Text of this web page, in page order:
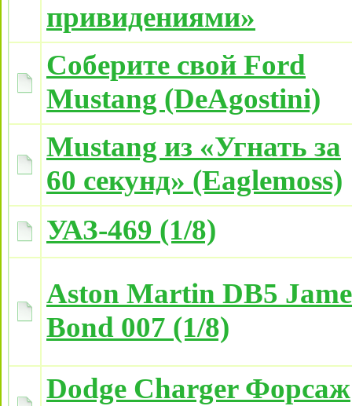
привидениями»
Соберите свой Ford
Mustang (DeAgostini)
Mustang из «Угнать за
60 секунд» (Eaglemoss)
УАЗ-469 (1/8)
Aston Martin DB5
Bond 007 (1/8)
Dodge Charger Форсаж